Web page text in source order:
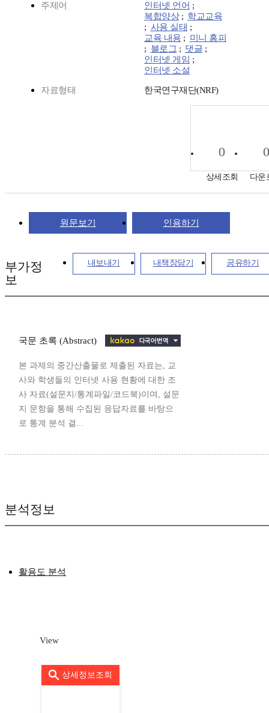
주제어 인터넷 언어 ;
복합양상; 학교교육
; 사용 실태 ;
교육 내용 ; 미니 홈피
; 블로그 ; 댓글 ;
인터넷 게임 ;
인터넷 소설
자료형태 한국연구재단(NRF)
0
상세조회
0
다운
원문보기 인용하기
내보내기 내책장담기 공유하기
부가정
보
국문 초록 (Abstract)
본 과제의 중간산출물로 제출된 자료는, 교
사와 학생들의 인터넷 사용 현황에 대한 조
사 자료(설문지/통계파일/코드북)이며, 설문
지 문항을 통해 수집된 응답자료를 바탕으
로 통계 분석 결...
분석정보
활용도 분석
View
상세정보조회